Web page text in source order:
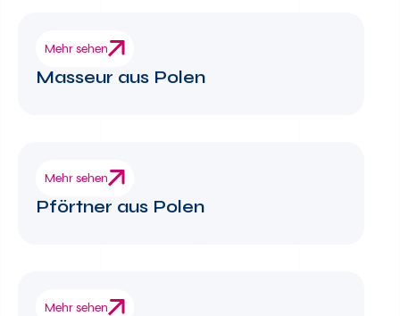
Mehr sehen
Masseur aus Polen
Mehr sehen
Pförtner aus Polen
Mehr sehen